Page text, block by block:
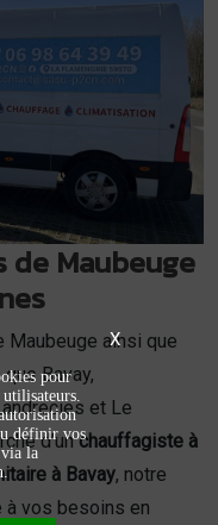
Maubeuge
Maubeuge ainsi que
Bavay,
et Le
d’unchauffagiste à
à Bavay, notre
à vos besoins en
X
pour
définir vos
la